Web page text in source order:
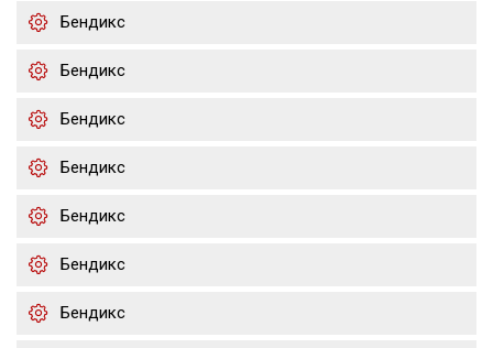
Бендикс
Бендикс
Бендикс
Бендикс
Бендикс
Бендикс
Бендикс